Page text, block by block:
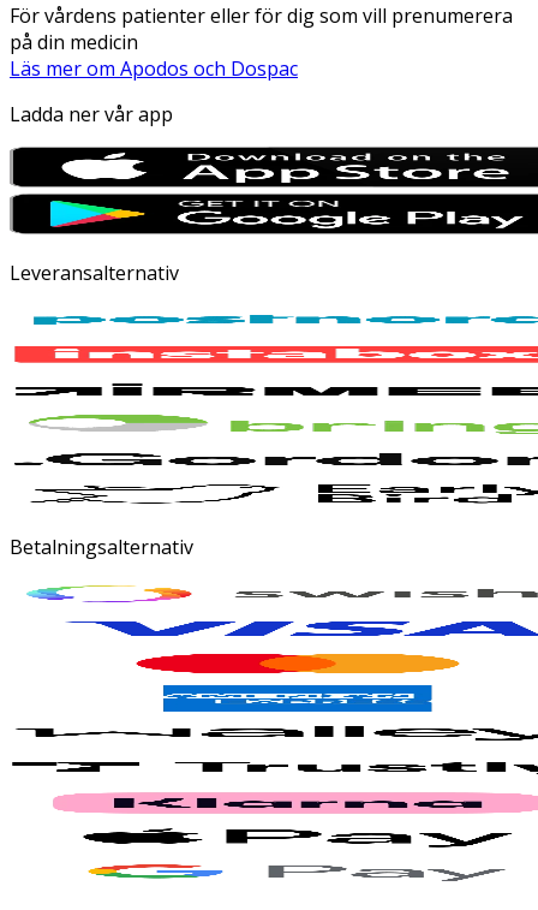
För vårdens patienter eller för dig som vill prenumerera
på din medicin
Läs mer om Apodos och Dospac
Ladda ner vår app
Leveransalternativ
Betalningsalternativ